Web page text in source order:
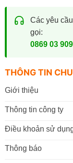
Các yêu
gọi:
0869 03
THÔNG TIN
Giới thiệu
Thông tin công ty
Điều khoản sử
Thông báo